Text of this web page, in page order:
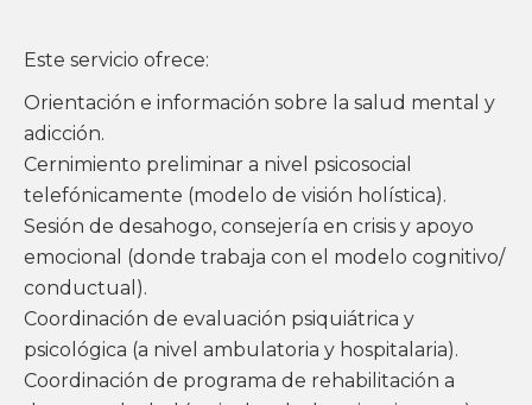
Este servicio ofrece:
Orientación e información sobre la salud mental y
adicción.
Cernimiento preliminar a nivel psicosocial
telefónicamente (modelo de visión holística).
Sesión de desahogo, consejería en crisis y apoyo
emocional (donde trabaja con el modelo cognitivo/
conductual).
Coordinación de evaluación psiquiátrica y
psicológica (a nivel ambulatoria y hospitalaria).
Coordinación de programa de rehabilitación a